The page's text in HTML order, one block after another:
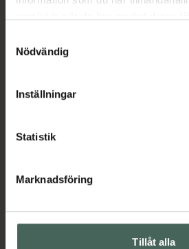
återkalla ditt samtycke via
cookieinställningar. Ett återkallat
lagligheten av behandling som
Nödvändig
Inställningar
Statistik
Marknadsföring
Tillåt alla
Kronans Apotek finns här för dig.
datorn. Oavsett vem du är så är
med oss.
Kundservice
Kontakta oss